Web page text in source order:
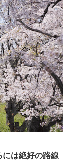
には絶好の路線